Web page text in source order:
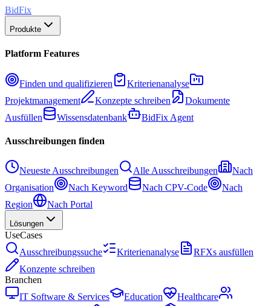
BidFix
Produkte
Platform Features
Finden und qualifizieren
Kriterienanalyse
Projektmanagement
Konzepte schreiben
Dokumente
Ausfüllen
Wissensdatenbank BidFix Agent
Ausschreibungen finden
Neueste Ausschreibungen Alle Ausschreibungen
Nach
Organisation
Nach Keyword Nach CPV-Code
Nach
Region
Nach Portal
Lösungen
UseCases
Ausschreibungssuche
Kriterienanalyse
RFXs ausfüllen
Konzepte schreiben
Branchen
IT Software & Services
Education
Healthcare